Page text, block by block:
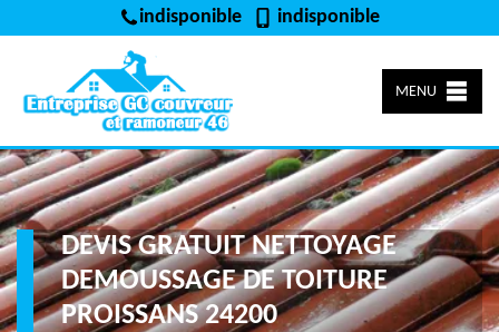
indisponible indisponible
MENU
DEVIS GRATUIT NETTOYAGE
DEMOUSSAGE DE TOITURE
PROISSANS 24200